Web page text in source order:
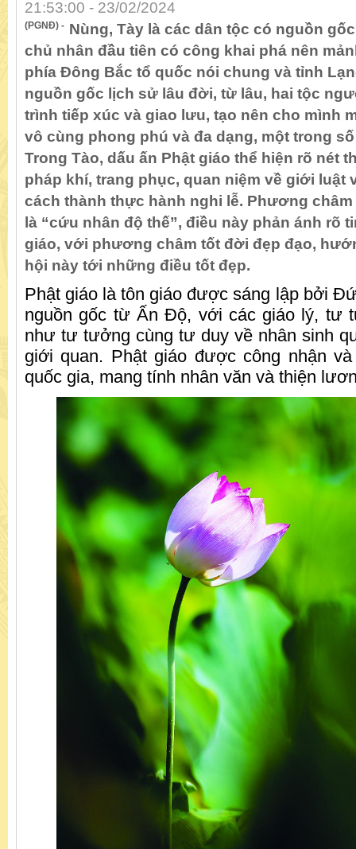
21:53:00 - 23/02/2024
(PGNĐ) - Nùng, Tày là các dân tộc có nguồn
chủ nhân đầu tiên có công khai phá nên
phía Đông Bắc tổ quốc nói chung và tỉnh
nguồn gốc lịch sử lâu đời, từ lâu, hai tộc
trình tiếp xúc và giao lưu, tạo nên cho mình
vô cùng phong phú và đa dạng, một trong
Trong Tào, dấu ấn Phật giáo thể hiện rõ nét
pháp khí, trang phục, quan niệm về giới luật
cách thành thực hành nghi lễ. Phương
là “cứu nhân độ thế”, điều này phản ánh rõ
giáo, với phương châm tốt đời đẹp đạo,
hội này tới những điều tốt đẹp.
Phật giáo là tôn giáo được sáng lập bởi
nguồn gốc từ Ấn Độ, với các giáo lý, tư
như tư tưởng cùng tư duy về nhân sinh
giới quan. Phật giáo được công nhận
quốc gia, mang tính nhân văn và thiện